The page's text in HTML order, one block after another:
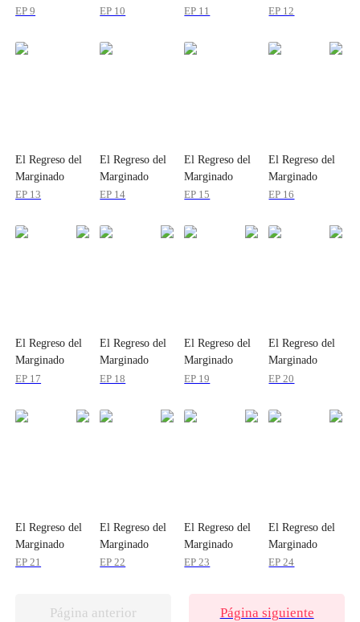
EP 9 EP 10 EP 11 EP 12
El Regreso del
Marginado
EP 13
El Regreso del
Marginado
EP 14
El Regreso del
Marginado
EP 15
El Regreso del
Marginado
EP 16
El Regreso del
Marginado
EP 17
El Regreso del
Marginado
EP 18
El Regreso del
Marginado
EP 19
El Regreso del
Marginado
EP 20
El Regreso del
Marginado
EP 21
El Regreso del
Marginado
EP 22
El Regreso del
Marginado
EP 23
El Regreso del
Marginado
EP 24
Página anterior Página siguiente